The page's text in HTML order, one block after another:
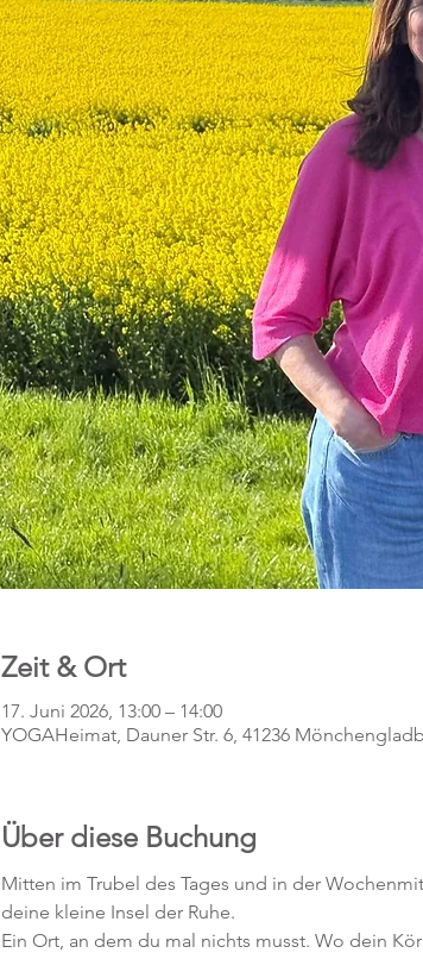
Zeit & Ort
17. Juni 2026, 13:00 – 14:00
YOGAHeimat, Dauner Str. 6, 41236
Über diese Buchung
Mitten im Trubel des Tages und in der
deine kleine Insel der Ruhe.
Ein Ort, an dem du mal nichts musst. Wo dein